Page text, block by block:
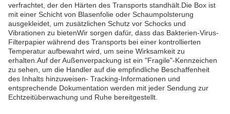
verfrachtet, der den Härten des Transports standhält.Die Box ist
mit einer Schicht von Blasenfolie oder Schaumpolsterung
ausgekleidet, um zusätzlichen Schutz vor Schocks und
Vibrationen zu bietenWir sorgen dafür, dass das Bakterien-Virus-
Filterpapier während des Transports bei einer kontrollierten
Temperatur aufbewahrt wird, um seine Wirksamkeit zu
erhalten.Auf der Außenverpackung ist ein "Fragile"-Kennzeichen
zu sehen, um die Handler auf die empfindliche Beschaffenheit
des Inhalts hinzuweisen- Tracking-Informationen und
entsprechende Dokumentation werden mit jeder Sendung zur
Echtzeitüberwachung und Ruhe bereitgestellt.